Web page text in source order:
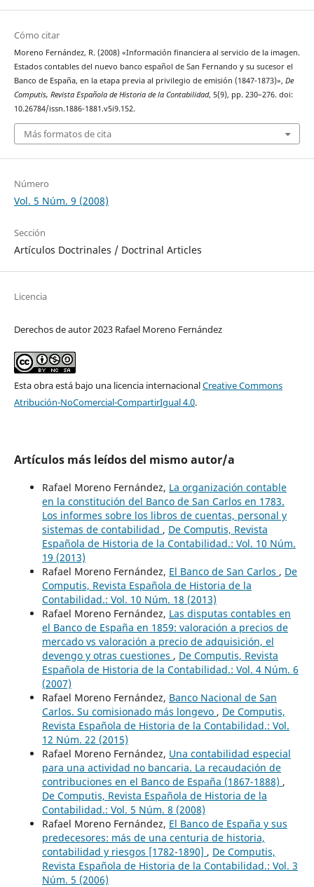
Cómo citar
Moreno Fernández, R. (2008) «Información financiera al servicio de la imagen.
Estados contables del nuevo banco español de San Fernando y su sucesor el
Banco de España, en la etapa previa al privilegio de emisión (1847-1873)», De
Computis, Revista Española de Historia de la Contabilidad, 5(9), pp. 230–276. doi:
10.26784/issn.1886-1881.v5i9.152.
Más formatos de cita
Número
Vol. 5 Núm. 9 (2008)
Sección
Artículos Doctrinales / Doctrinal Articles
Licencia
Derechos de autor 2023 Rafael Moreno Fernández
Esta obra está bajo una licencia internacionalCreative Commons
Atribución-NoComercial-CompartirIgual 4.0.
Artículos más leídos del mismo autor/a
Rafael Moreno Fernández, La organización contable
en la constitución del Banco de San Carlos en 1783.
Los informes sobre los libros de cuentas, personal y
sistemas de contabilidad , De Computis, Revista
Española de Historia de la Contabilidad.: Vol. 10 Núm.
19 (2013)
Rafael Moreno Fernández, El Banco de San Carlos , De
Computis, Revista Española de Historia de la
Contabilidad.: Vol. 10 Núm. 18 (2013)
Rafael Moreno Fernández, Las disputas contables en
el Banco de España en 1859: valoración a precios de
mercado vs valoración a precio de adquisición, el
devengo y otras cuestiones , De Computis, Revista
Española de Historia de la Contabilidad.: Vol. 4 Núm. 6
(2007)
Rafael Moreno Fernández, Banco Nacional de San
Carlos. Su comisionado más longevo , De Computis,
Revista Española de Historia de la Contabilidad.: Vol.
12 Núm. 22 (2015)
Rafael Moreno Fernández, Una contabilidad especial
para una actividad no bancaria. La recaudación de
contribuciones en el Banco de España (1867-1888) ,
De Computis, Revista Española de Historia de la
Contabilidad.: Vol. 5 Núm. 8 (2008)
Rafael Moreno Fernández, El Banco de España y sus
predecesores: más de una centuria de historia,
contabilidad y riesgos [1782-1890] , De Computis,
Revista Española de Historia de la Contabilidad.: Vol. 3
Núm. 5 (2006)